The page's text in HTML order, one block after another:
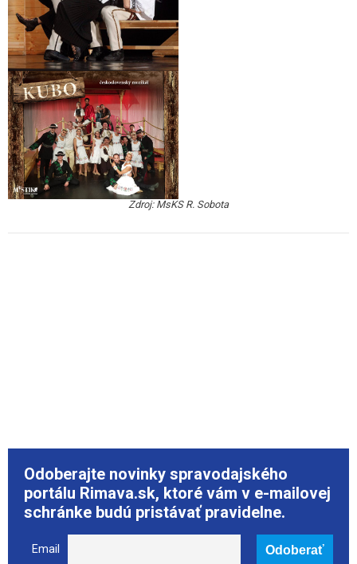
Zdroj: MsKS R. Sobota
Odoberajte novinky spravodajského
portálu Rimava.sk, ktoré vám v e-mailovej
schránke budú pristávať pravidelne.
Email